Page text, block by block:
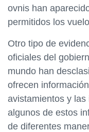
ovnis han
permitidos los
Otro tipo de
oficiales del
mundo han
ofrecen
avistamientos y
algunos de estos
de diferentes